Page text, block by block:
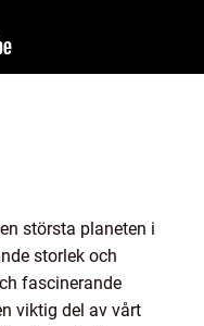
största planeten i
storlek och
fascinerande
viktig del av vårt